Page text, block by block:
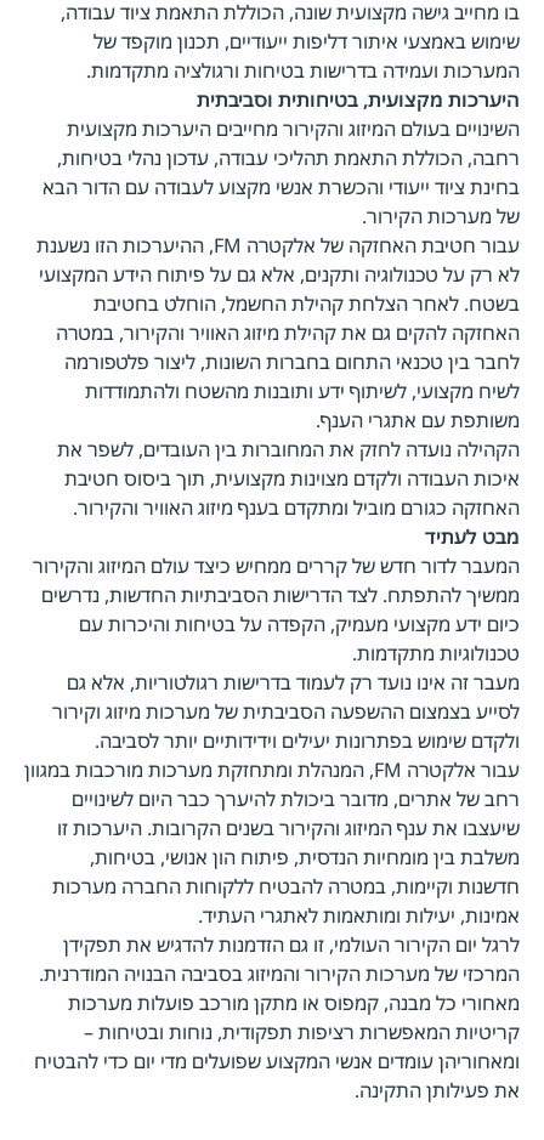
בו מחייב גישה מקצועית שונה, הכוללת התאמת ציוד עבודה,
שימוש באמצעי איתור דליפות ייעודיים, תכנון מוקפד של
המערכות ועמידה בדרישות בטיחות ורגולציה מתקדמות.
היערכות מקצועית, בטיחותית וסביבתית
השינויים בעולם המיזוג והקירור מחייבים היערכות מקצועית
רחבה, הכוללת התאמת תהליכי עבודה, עדכון נהלי בטיחות,
בחינת ציוד ייעודי והכשרת אנשי מקצוע לעבודה עם הדור הבא
של מערכות הקירור.
עבור חטיבת האחזקה של אלקטרה FM, ההיערכות הזו נשענת
לא רק על טכנולוגיה ותקנים, אלא גם על פיתוח הידע המקצועי
בשטח. לאחר הצלחת קהילת החשמל, הוחלט בחטיבת
האחזקה להקים גם את קהילת מיזוג האוויר והקירור, במטרה
לחבר בין טכנאי התחום בחברות השונות, ליצור פלטפורמה
לשיח מקצועי, לשיתוף ידע ותובנות מהשטח ולהתמודדות
משותפת עם אתגרי הענף.
הקהילה נועדה לחזק את המחוברות בין העובדים, לשפר את
איכות העבודה ולקדם מצוינות מקצועית, תוך ביסוס חטיבת
האחזקה כגורם מוביל ומתקדם בענף מיזוג האוויר והקירור.
מבט לעתיד
המעבר לדור חדש של קררים ממחיש כיצד עולם המיזוג והקירור
ממשיך להתפתח. לצד הדרישות הסביבתיות החדשות, נדרשים
כיום ידע מקצועי מעמיק, הקפדה על בטיחות והיכרות עם
טכנולוגיות מתקדמות.
מעבר זה אינו נועד רק לעמוד בדרישות רגולטוריות, אלא גם
לסייע בצמצום ההשפעה הסביבתית של מערכות מיזוג וקירור
ולקדם שימוש בפתרונות יעילים וידידותיים יותר לסביבה.
עבור אלקטרה FM, המנהלת ומתחזקת מערכות מורכבות במגוון
רחב של אתרים, מדובר ביכולת להיערך כבר היום לשינויים
שיעצבו את ענף המיזוג והקירור בשנים הקרובות. היערכות זו
משלבת בין מומחיות הנדסית, פיתוח הון אנושי, בטיחות,
חדשנות וקיימות, במטרה להבטיח ללקוחות החברה מערכות
אמינות, יעילות ומותאמות לאתגרי העתיד.
לרגל יום הקירור העולמי, זו גם הזדמנות להדגיש את תפקידן
המרכזי של מערכות הקירור והמיזוג בסביבה הבנויה המודרנית.
מאחורי כל מבנה, קמפוס או מתקן מורכב פועלות מערכות
קריטיות המאפשרות רציפות תפקודית, נוחות ובטיחות –
ומאחוריהן עומדים אנשי המקצוע שפועלים מדי יום כדי להבטיח
את פעילותן התקינה.